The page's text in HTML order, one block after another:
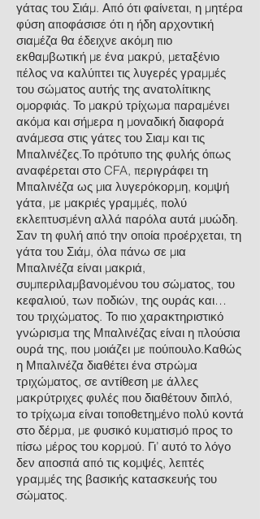
γάτας του Σιάμ. Από ότι φαίνεται, η μητέρα
φύση αποφάσισε ότι η ήδη αρχοντική
σιαμέζα θα έδειχνε ακόμη πιο
εκθαμβωτική με ένα μακρύ, μεταξένιο
πέλος να καλύπτει τις λυγερές γραμμές
του σώματος αυτής της ανατολίτικης
ομορφιάς. Το μακρύ τρίχωμα παραμένει
ακόμα και σήμερα η μοναδική διαφορά
ανάμεσα στις γάτες του Σιαμ και τις
Μπαλινέζες.Το πρότυπο της φυλής όπως
αναφέρεται στο CFA, περιγράφει τη
Μπαλινέζα ως μια λυγερόκορμη, κομψή
γάτα, με μακριές γραμμές, πολύ
εκλεπτυσμένη αλλά παρόλα αυτά μυώδη.
Σαν τη φυλή από την οποία προέρχεται, τη
γάτα του Σιάμ, όλα πάνω σε μια
Μπαλινέζα είναι μακριά,
συμπεριλαμβανομένου του σώματος, του
κεφαλιού, των ποδιών, της ουράς και…
του τριχώματος. Το πιο χαρακτηριστικό
γνώρισμα της Μπαλινέζας είναι η πλούσια
ουρά της, που μοιάζει με πούπουλο.Καθώς
η Μπαλινέζα διαθέτει ένα στρώμα
τριχώματος, σε αντίθεση με άλλες
μακρύτριχες φυλές που διαθέτουν διπλό,
το τρίχωμα είναι τοποθετημένο πολύ κοντά
στο δέρμα, με φυσικό κυματισμό προς το
πίσω μέρος του κορμού. Γι’ αυτό το λόγο
δεν αποσπά από τις κομψές, λεπτές
γραμμές της βασικής κατασκευής του
σώματος.